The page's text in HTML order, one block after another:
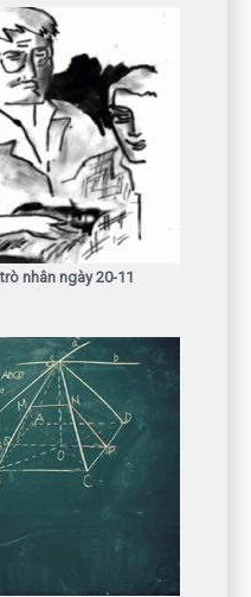
nhân ngày 20-11